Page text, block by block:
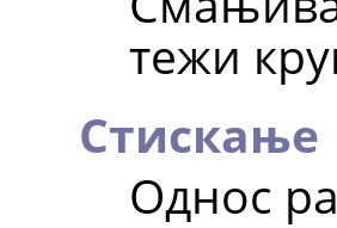
тежи
Стискање
Однос